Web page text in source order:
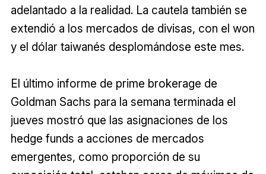
adelantado a la realidad. La cautela también se
extendió a los mercados de divisas, con el won
y el dólar taiwanés desplomándose este mes.
El último informe de prime brokerage de
Goldman Sachs para la semana terminada el
jueves mostró que las asignaciones de los
hedge funds a acciones de mercados
emergentes, como proporción de su